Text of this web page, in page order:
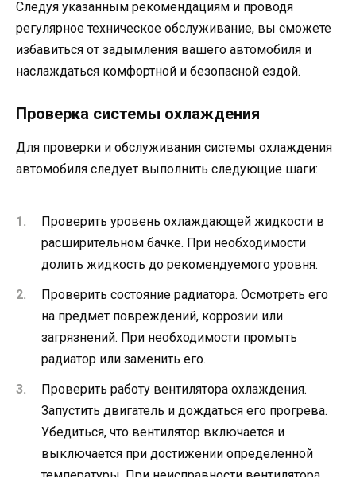
Следуя указанным рекомендациям и проводя
регулярное техническое обслуживание, вы сможете
избавиться от задымления вашего автомобиля и
наслаждаться комфортной и безопасной ездой.
Проверка системы охлаждения
Для проверки и обслуживания системы охлаждения
автомобиля следует выполнить следующие шаги:
Проверить уровень охлаждающей жидкости в
расширительном бачке. При необходимости
долить жидкость до рекомендуемого уровня.
Проверить состояние радиатора. Осмотреть его
на предмет повреждений, коррозии или
загрязнений. При необходимости промыть
радиатор или заменить его.
Проверить работу вентилятора охлаждения.
Запустить двигатель и дождаться его прогрева.
Убедиться, что вентилятор включается и
выключается при достижении определенной